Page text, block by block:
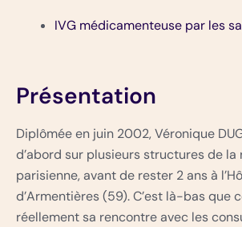
IVG médicamenteuse par les
Présentation
Diplômée en juin 2002, Véronique
d’abord sur plusieurs structures de la
parisienne, avant de rester 2 ans à
d’Armentières (59). C’est là-bas que
réellement sa rencontre avec les